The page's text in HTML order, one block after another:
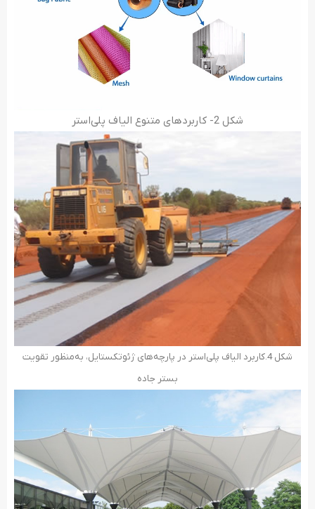
شکل 2- کاربردهای متنوع الیاف پلی‌استر
شکل 4.کاربرد الیاف پلی‌استر در پارچه‌های ژئوتکستایل، به‌منظور تقویت
بستر جاده